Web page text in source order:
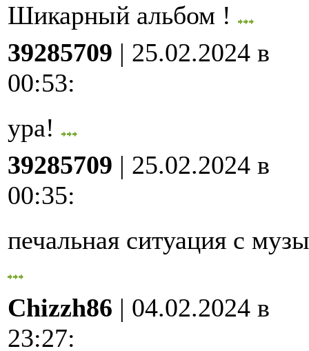
Шикарный альбом !
39285709 | 25.02.2024 в
00:53:
ура!
39285709 | 25.02.2024 в
00:35:
печальная ситуация с
Chizzh86 | 04.02.2024 в
23:27: